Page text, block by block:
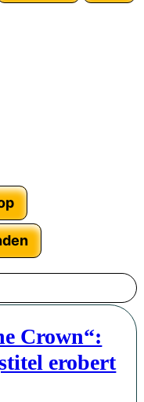
Crown“:
erobert